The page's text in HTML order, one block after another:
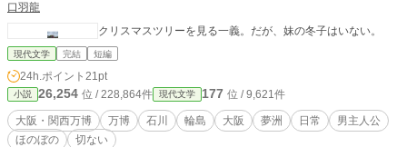
口羽龍
クリスマスツリーを見る一義。だが、妹の冬子はいない。
現代文学 完結 短編
24h.ポイント 21pt
小説 26,254 位 / 228,864件 現代文学 177 位 / 9,621件
大阪・関西万博 万博 石川 輪島 大阪 夢洲 日常
男主人公
ほのぼの
切ない